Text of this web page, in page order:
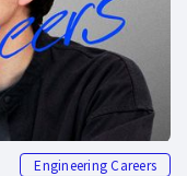
Engineering Careers